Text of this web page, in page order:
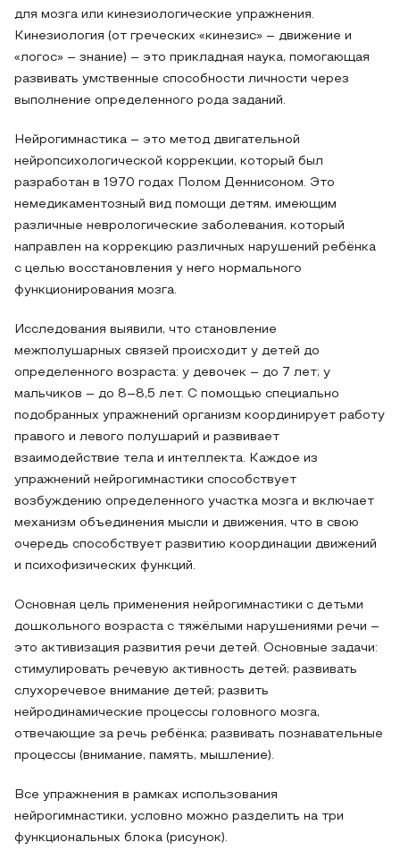
для мозга или кинезиологические упражнения.
Кинезиология (от греческих «кинезис» – движение и
«логос» – знание) – это прикладная наука, помогающая
развивать умственные способности личности через
выполнение определенного рода заданий.
Нейрогимнастика – это метод двигательной
нейропсихологической коррекции, который был
разработан в 1970 годах Полом Деннисоном. Это
немедикаментозный вид помощи детям, имеющим
различные неврологические заболевания, который
направлен на коррекцию различных нарушений ребёнка
с целью восстановления у него нормального
функционирования мозга.
Исследования выявили, что становление
межполушарных связей происходит у детей до
определенного возраста: у девочек – до 7 лет; у
мальчиков – до 8–8,5 лет. С помощью специально
подобранных упражнений организм координирует работу
правого и левого полушарий и развивает
взаимодействие тела и интеллекта. Каждое из
упражнений нейрогимнастики способствует
возбуждению определенного участка мозга и включает
механизм объединения мысли и движения, что в свою
очередь способствует развитию координации движений
и психофизических функций.
Основная цель применения нейрогимнастики с детьми
дошкольного возраста с тяжёлыми нарушениями речи –
это активизация развития речи детей. Основные задачи:
стимулировать речевую активность детей; развивать
слухоречевое внимание детей; развить
нейродинамические процессы головного мозга,
отвечающие за речь ребёнка; развивать познавательные
процессы (внимание, память, мышление).
Все упражнения в рамках использования
нейрогимнастики, условно можно разделить на три
функциональных блока (рисунок).